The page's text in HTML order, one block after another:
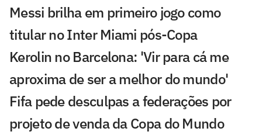
Messi brilha em primeiro jogo como
titular no Inter Miami pós-Copa
Kerolin no Barcelona: 'Vir para cá me
aproxima de ser a melhor do mundo'
Fifa pede desculpas a federações por
projeto de venda da Copa do Mundo